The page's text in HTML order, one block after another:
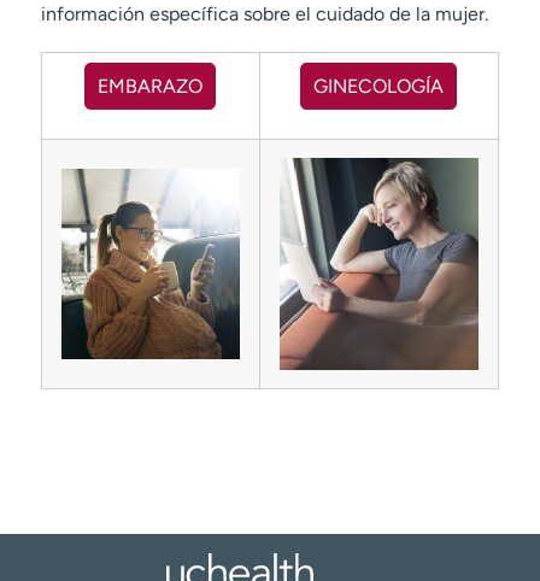
información específica sobre el cuidado de la mujer.
EMBARAZO GINECOLOGÍA